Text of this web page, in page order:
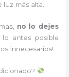
más alta.
no lo dejes
lo antes posible
innecesarios!